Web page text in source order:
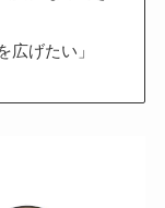
広げたい」